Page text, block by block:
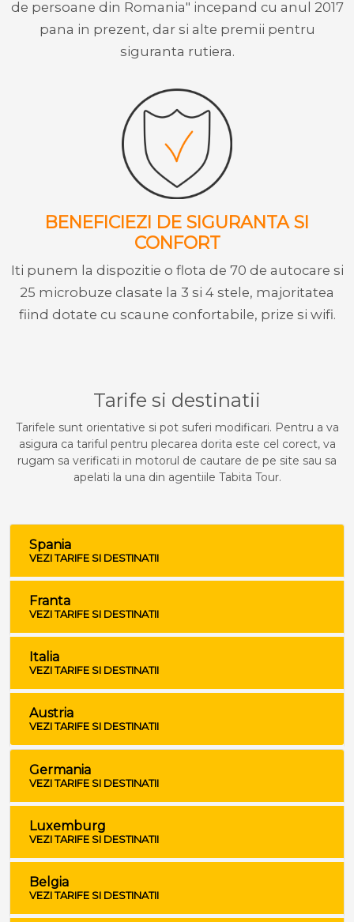
de persoane din Romania" incepand cu anul 2017
pana in prezent, dar si alte premii pentru
siguranta rutiera.
BENEFICIEZI DE SIGURANTA SI
CONFORT
Iti punem la dispozitie o flota de 70 de autocare si
25 microbuze clasate la 3 si 4 stele, majoritatea
fiind dotate cu scaune confortabile, prize si wifi.
Tarife si destinatii
Tarifele sunt orientative si pot suferi modificari. Pentru a va
asigura ca tariful pentru plecarea dorita este cel corect, va
rugam sa verificati in motorul de cautare de pe site sau sa
apelati la una din agentiile Tabita Tour.
Spania
VEZI TARIFE SI DESTINATII
Franta
VEZI TARIFE SI DESTINATII
Italia
VEZI TARIFE SI DESTINATII
Austria
VEZI TARIFE SI DESTINATII
Germania
VEZI TARIFE SI DESTINATII
Luxemburg
VEZI TARIFE SI DESTINATII
Belgia
VEZI TARIFE SI DESTINATII